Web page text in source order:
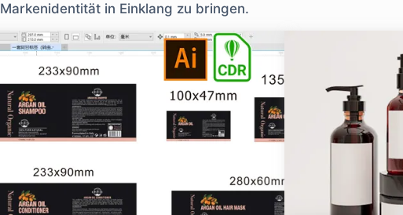
Markenidentität in Einklang zu bringen.